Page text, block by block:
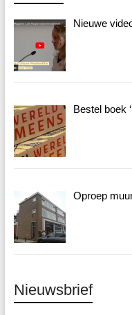
Nieuwe
Bestel boek
Oproep
Nieuwsbrief